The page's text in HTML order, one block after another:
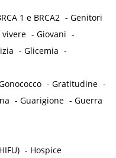
1 e BRCA2 -Genitori
vivere -Giovani -
-Glicemia -
-Gratitudine -
-Guarigione -Guerra
- Hospice